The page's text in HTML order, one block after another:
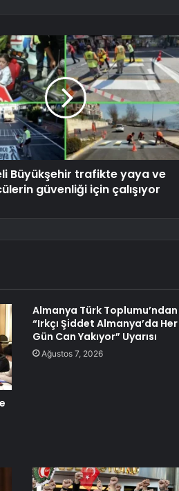
Büyükşehir trafikte yaya ve
güvenliği için çalışıyor
Almanya Türk Toplumu’ndan
“Irkçı Şiddet Almanya’da Her
Gün Can Yakıyor” Uyarısı
Ağustos 7, 2026